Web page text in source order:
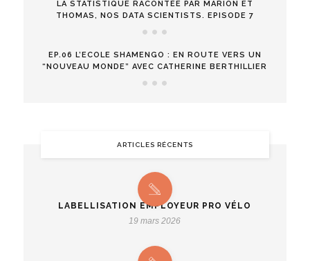
LA STATISTIQUE RACONTÉE PAR MARION ET
THOMAS, NOS DATA SCIENTISTS. EPISODE 7
EP.06 L’ECOLE SHAMENGO : EN ROUTE VERS UN
“NOUVEAU MONDE” AVEC CATHERINE BERTHILLIER
ARTICLES RÉCENTS
LABELLISATION EMPLOYEUR PRO VÉLO
19 mars 2026